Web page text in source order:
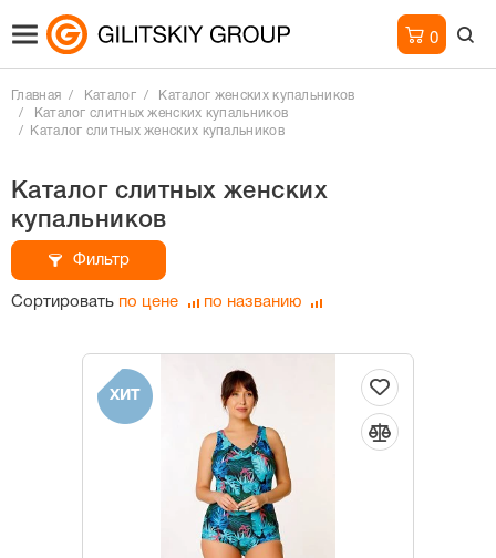
0
Главная Каталог
Каталог женских купальников
Каталог слитных женских купальников
Каталог слитных женских купальников
Каталог слитных женских
купальников
Фильтр
Сортировать по цене по названию
ХИТ